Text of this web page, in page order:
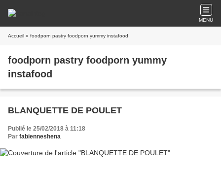
MENU
Accueil » foodporn pastry foodporn yummy instafood
foodporn pastry foodporn yummy
instafood
BLANQUETTE DE POULET
Publié le 25/02/2018 à 11:18
Par fabienneshena